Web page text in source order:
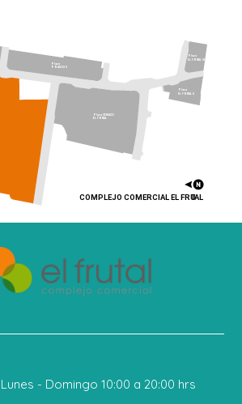
Lunes - Domingo 10:00 a 20:00 hrs